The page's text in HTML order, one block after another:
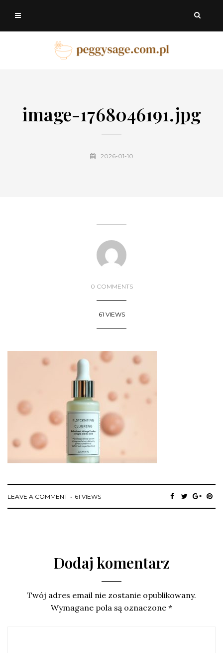
image-1768046191.jpg
2026-01-10
0 COMMENTS
61 VIEWS
LEAVE A COMMENT 61 VIEWS
Dodaj komentarz
Twój adres email nie zostanie opublikowany.
Wymagane pola są oznaczone *